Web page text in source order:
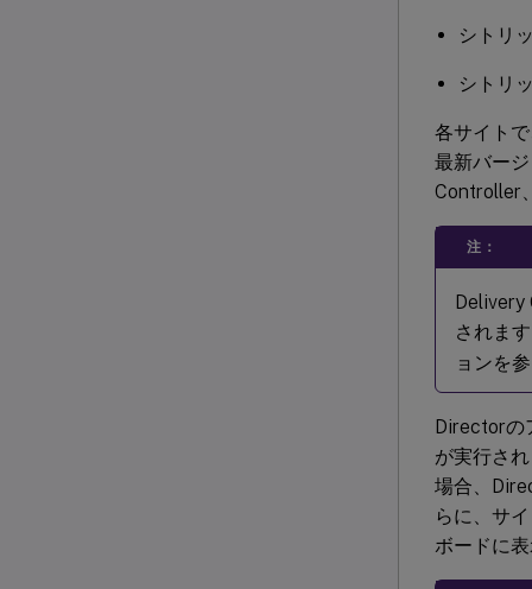
シトリ
シトリ
各サイト
最新バー
Controller
注：
Delivery
されま
ョンを
Directorの
が実行さ
場合、
らに、サ
ボードに